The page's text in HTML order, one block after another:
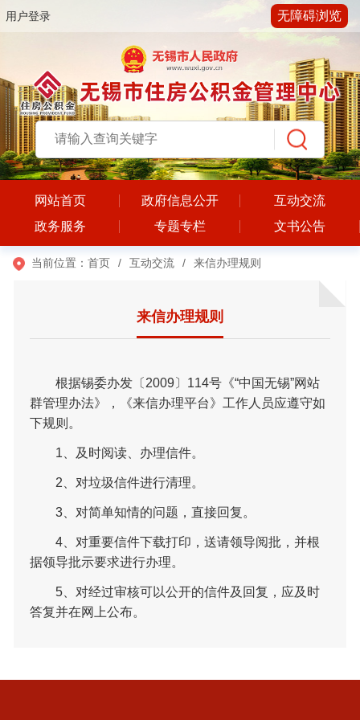
用户登录 无障碍浏览
网站首页 政府信息公开
互动交流
政务服务
专题专栏 文书公告
当前位置： 首页 / 互动交流 / 来信办理规则
来信办理规则
根据锡委办发〔2009〕114号《“中国无锡”网站
群管理办法》，《来信办理平台》工作人员应遵守如
下规则。
1、及时阅读、办理信件。
2、对垃圾信件进行清理。
3、对简单知情的问题，直接回复。
4、对重要信件下载打印，送请领导阅批，并根
据领导批示要求进行办理。
5、对经过审核可以公开的信件及回复，应及时
答复并在网上公布。